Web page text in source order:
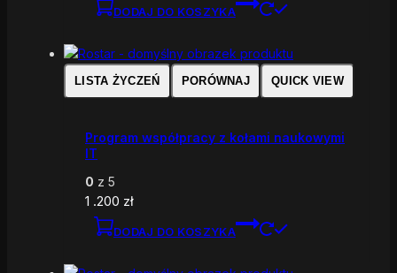
DODAJ DO KOSZYKA
LISTA ŻYCZEŃ PORÓWNAJ QUICK VIEW
Program współpracy z kołami naukowymi
IT
0 z 5
1 .200 zł
DODAJ DO KOSZYKA